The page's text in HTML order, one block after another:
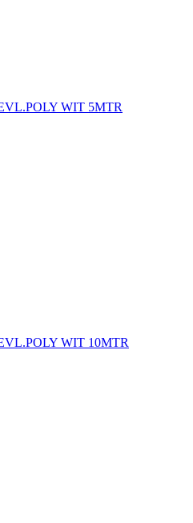
WIT 5MTR
WIT 10MTR